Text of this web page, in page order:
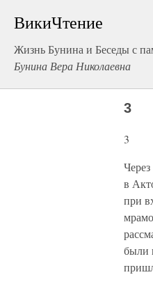
ВикиЧтение
Жизнь Бунина и Беседы с
Бунина Вера Николаевна
3
3
в
при
были